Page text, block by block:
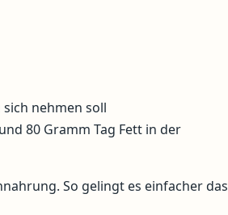
nehmen soll
80 Gramm Tag Fett in der
So gelingt es einfacher das